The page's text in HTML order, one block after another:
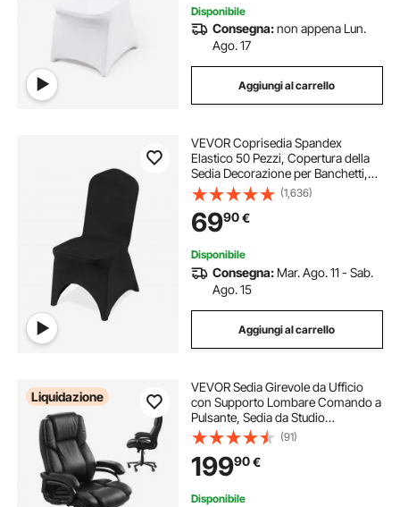
Disponibile
Consegna:non appena Lun.
Ago. 17
Aggiungi al carrello
VEVOR Coprisedia Spandex
Elastico 50 Pezzi, Copertura della
Sedia Decorazione per Banchetti,
Colore Nero, Coprisedile ad Arco,
Fodera Per Sedia Spandex,
Coprisedie Buona Elasticità per Vari
Posti
(1,636)
6990€
Disponibile
Consegna: Mar. Ago. 11 - Sab.
Ago. 15
Aggiungi al carrello
Liquidazione
VEVOR Sedia Girevole da Ufficio
con Supporto Lombare Comando a
Pulsante, Sedia da Studio
Ergonomica, Sedile da Ufficio in
Pelle PU Carico max. 226,8 kg
Altezza Regolabile, Inclinazione,
Nero
(91)
19990€
Disponibile